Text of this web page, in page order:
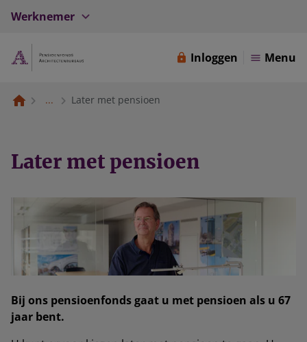
Werknemer
Inloggen Menu
... Later met pensioen
Later met pensioen
Bij ons pensioenfonds gaat u met pensioen als u 67
jaar bent.